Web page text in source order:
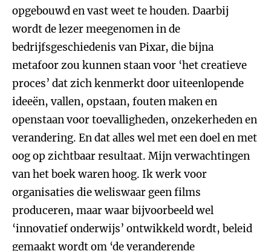
opgebouwd en vast weet te houden. Daarbij
wordt de lezer meegenomen in de
bedrijfsgeschiedenis van Pixar, die bijna
metafoor zou kunnen staan voor ‘het creatieve
proces’ dat zich kenmerkt door uiteenlopende
ideeën, vallen, opstaan, fouten maken en
openstaan voor toevalligheden, onzekerheden en
verandering. En dat alles wel met een doel en met
oog op zichtbaar resultaat. Mijn verwachtingen
van het boek waren hoog. Ik werk voor
organisaties die weliswaar geen films
produceren, maar waar bijvoorbeeld wel
‘innovatief onderwijs’ ontwikkeld wordt, beleid
gemaakt wordt om ‘de veranderende